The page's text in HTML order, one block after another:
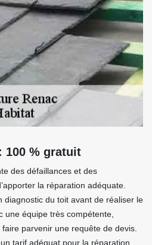
100 % gratuit
des défaillances et des
la réparation adéquate.
diagnostic du toit avant de réaliser le
une équipe très compétente,
parvenir une requête de devis.
tarif adéquat pour la réparation.